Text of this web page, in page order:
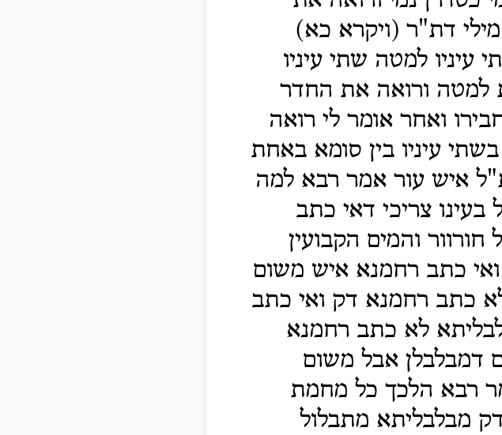
דת"ר (ויקרא כא)
עיניו למטה שתי עיניו
למטה ורואה את החדר
ואחר אומר לי רואה
עיניו בין סומא באחת
ת"ל איש עור אמר רבא למה
צריכי דאי כתב
והמים הקבועין
כתב רחמנא איש משום
כתב רחמנא דק ואי כתב
לא כתב רחמנא
דמבלבלן אבל משום
רבא הלכך כל מחמת
מבלבליתא מתבלול